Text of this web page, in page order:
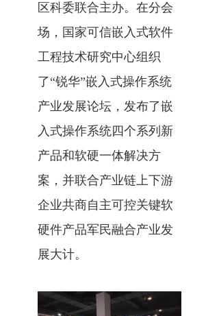
区科委联合主办。在分会
场，国家可信嵌入式软件
工程技术研究中心组织
了“锐华”嵌入式操作系统
产业发展论坛，发布了嵌
入式操作系统四个系列新
产品和软硬一体解决方
案，并联合产业链上下游
企业共商自主可控关键软
硬件产品军民融合产业发
展大计。